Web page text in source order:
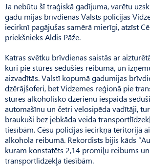
Ja nebūtu šī traģiskā gadījuma, varētu
gadu mijas brīvdienas Valsts policijas
iecirknī pagājušas samērā mierīgi, atzīst
priekšnieks Aldis Pāže.
Katras svētku brīvdienas saistās ar
kuri pie stūres sēdušies reibumā, un
aizvadītās. Valstī kopumā gadumijas
dzērājšoferi, bet Vidzemes reģionā pie
stūres alkoholisko dzērienu iespaidā
automašīnu un četri velosipēda vadītāji,
braukuši bez jebkāda veida
tiesībām. Cēsu policijas iecirkņa teritorijā
alkohola reibumā. Rekordists bijis kāds
kuram konstatēts 2,14 promiļu reibums
transportlīdzekļa tiesībām.